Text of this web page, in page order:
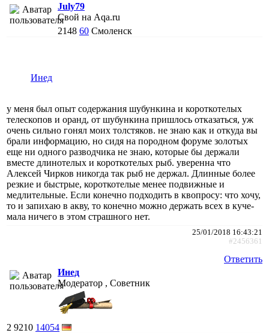
July79
Свой на Aqa.ru
2148 60 Смоленск
Инед
у меня был опыт содержания шубункина и короткотелых
телескопов и оранд, от шубункина пришлось отказаться, уж
очень сильно гонял моих толстяков. не знаю как и откуда вы
брали информацию, но сидя на породном форуме золотых
еще ни одного разводчика не знаю, которые бы держали
вместе длинотелых и короткотелых рыб. уверенна что
Алексей Чирков никогда так рыб не держал. Длинные более
резкие и быстрые, короткотелые менее подвижные и
медлительные. Если конечно подходить в квопросу: что хочу,
то и запихаю в акву, то конечно можно держать всех в куче-
мала ничего в этом страшного нет.
25/01/2018 16:43:21
#2456361
Ответить
Инед
Модератор , Советник
2 9210 14054